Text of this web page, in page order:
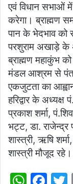
एवं विधान सभाओं
करेगा। ब्राह्मण
पान के भेदभाव
परशुराम अखाड़े के
ब्राह्मण महाकुंभ
मंडल आश्रम से
एकजुटता का
हरिद्वार के अध्यक्ष
प्रकाश शर्मा,
भट्ट, डा. राजेन्द्र
शास्त्री, ऋषि
शास्त्री मौजूद रहे।